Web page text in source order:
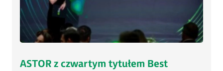
ASTOR z czwartym tytułem Best